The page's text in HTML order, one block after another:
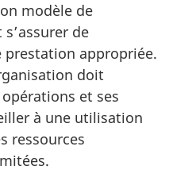
modèle de
de
appropriée.
doit
et ses
à une utilisation
ressources